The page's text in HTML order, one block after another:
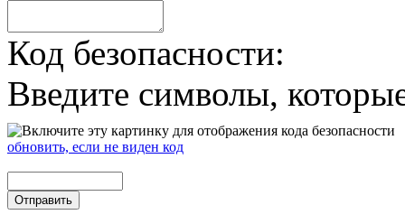
Код безопасности:
Введите символы,
обновить, если не виден код